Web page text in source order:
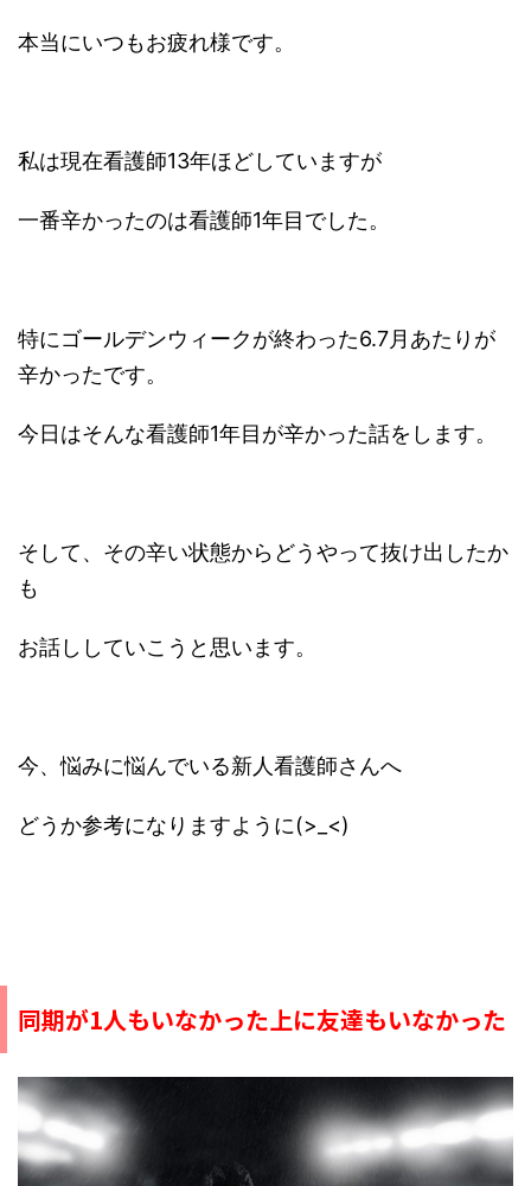
本当にいつもお疲れ様です。
私は現在看護師13年ほどしていますが
一番辛かったのは看護師1年目でした。
特にゴールデンウィークが終わった6.7月あたりが
辛かったです。
今日はそんな看護師1年目が辛かった話をします。
そして、その辛い状態からどうやって抜け出したか
も
お話ししていこうと思います。
今、悩みに悩んでいる新人看護師さんへ
どうか参考になりますように(>_<)
同期が1人もいなかった上に友達もいなかった